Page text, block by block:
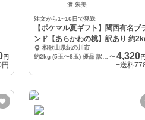
円
渡 朱美
注文から1~16日で発送
【ポケマル夏ギフト】関西有名ブ
ンド【あらかわの桃】訳あり 約
和歌山県紀の川市
〜 4,320
+送料